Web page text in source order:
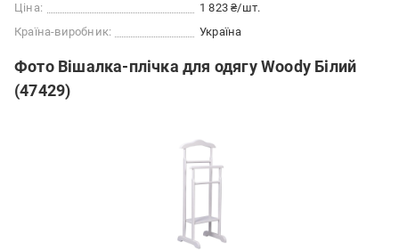
Ціна:
1 823 ₴/шт.
Країна-виробник:
Україна
Фото Вішалка-плічка для одягу Woody Білий
(47429)